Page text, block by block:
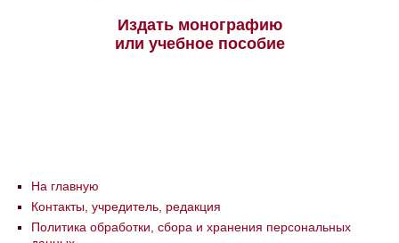
Издать монографию
или учебное пособие
На главную
Контакты, учредитель, редакция
Политика обработки, сбора и хранения персональных